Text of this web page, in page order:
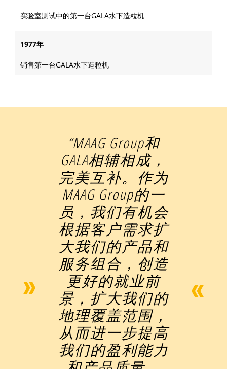
实验室测试中的第一台GALA水下造粒机
1977年
销售第一台GALA水下造粒机
“MAAG Group和
GALA相辅相成，
完美互补。作为
MAAG Group的一
员，我们有机会
根据客户需求扩
大我们的产品和
服务组合，创造
更好的就业前
景，扩大我们的
地理覆盖范围，
从而进一步提高
我们的盈利能力